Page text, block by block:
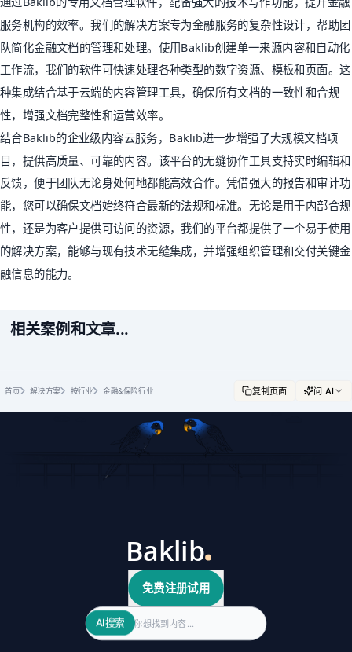
服务机构的效率。我们的解决方案专为金融服务的复杂性设计，帮助团
队简化金融文档的管理和处理。使用Baklib创建单一来源内容和自动化
工作流，我们的软件可快速处理各种类型的数字资源、模板和页面。这
种集成结合基于云端的内容管理工具，确保所有文档的一致性和合规
性，增强文档完整性和运营效率。
结合Baklib的企业级内容云服务，Baklib进一步增强了大规模文档项
目，提供高质量、可靠的内容。该平台的无缝协作工具支持实时编辑和
反馈，便于团队无论身处何地都能高效合作。凭借强大的报告和审计功
能，您可以确保文档始终符合最新的法规和标准。无论是用于内部合规
性，还是为客户提供可访问的资源，我们的平台都提供了一个易于使用
的解决方案，能够与现有技术无缝集成，并增强组织管理和交付关键金
融信息的能力。
相关案例和文章...
首页 解决方案 按行业 金融&保险行业 复制页面 问 AI
免费注册试用
Search
AI搜索